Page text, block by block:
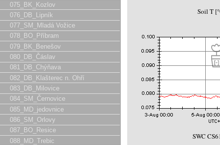
075_BK_Kozlov
076_DB_Lipník
077_SM_Mladá Vožice
078_BO_Příbram
079_BK_Benešov
080_DB_Čáslav
081_DB_Chýňava
082_DB_Klašterec n. Ohří
083_DB_Milovice
084_SM_Černovice
085_MD_jedovnice
086_SM_Orlovy
087_BO_Resice
088_MD_Trebic
Soil T
SWC